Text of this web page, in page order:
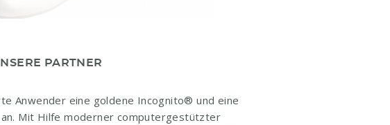
PARTNER
Anwender eine goldene Incognito® und eine
Mit Hilfe moderner computergestützter